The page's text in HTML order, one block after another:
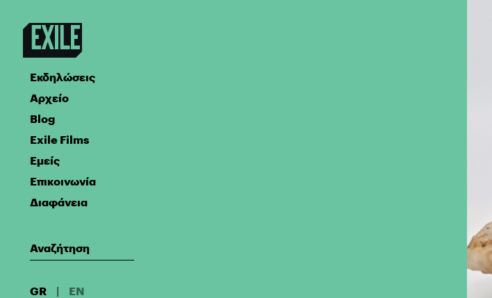
Εκδηλώσεις
Αρχείο
Blog
Exile Films
Εμείς
Επικοινωνία
Διαφάνεια
GR | EN